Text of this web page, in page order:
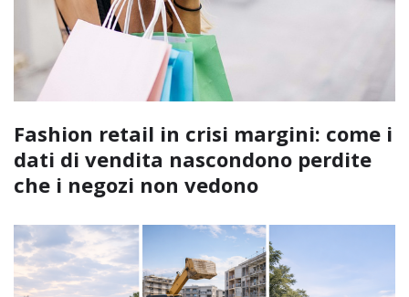
Fashion retail in crisi margini: come i
dati di vendita nascondono perdite
che i negozi non vedono